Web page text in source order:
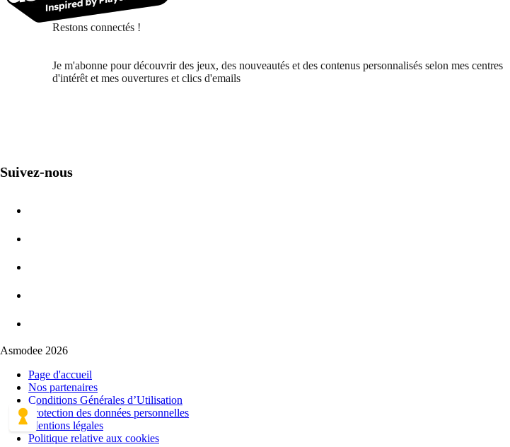
Restons connectés !
Je m'abonne pour découvrir des jeux, des nouveautés et des contenus personnalisés selon mes centres
d'intérêt et mes ouvertures et clics d'emails
Suivez-nous
Asmodee 2026
Page d'accueil
Nos partenaires
Conditions Générales d’Utilisation
Protection des données personnelles
Mentions légales
Politique relative aux cookies